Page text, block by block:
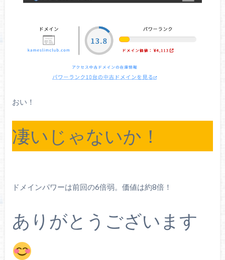
おい！
凄いじゃないか！
ドメインパワーは前回の6倍弱。価値は約8倍！
ありがとうございます